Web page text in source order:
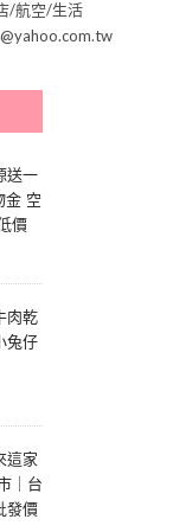
/航空/生活
送一
金 空
價
肉乾
兔仔
這家
｜台
發價